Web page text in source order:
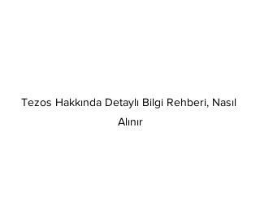
Tezos Hakkında Detaylı Bilgi Rehberi, Nasıl
Alınır